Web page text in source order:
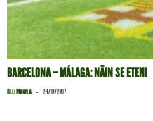
BARCELONA – MÁLAGA: NÄIN SE ETENI
Olli Mäkelä - 24/10/2017